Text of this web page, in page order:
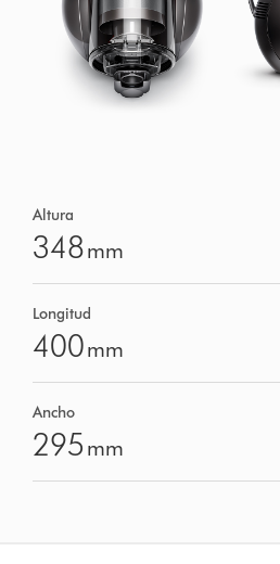
Altura
348mm
Longitud
400mm
Ancho
295 mm